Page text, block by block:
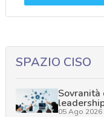
SPAZIO CISO
05 Ago 2026